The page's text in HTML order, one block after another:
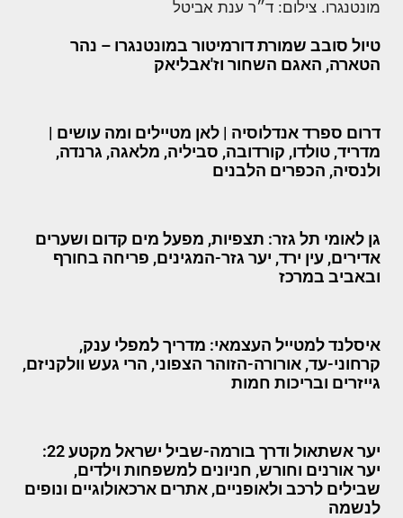
טיול סובב שמורת דורמיטור במונטנגרו – נהר
הטארה, האגם השחור וז'אבליאק
דרום ספרד אנדלוסיה | לאן מטיילים ומה עושים |
מדריד, טולדו, קורדובה, סביליה, מלאגה, גרנדה,
ולנסיה, הכפרים הלבנים
גן לאומי תל גזר: תצפיות, מפעל מים קדום ושערים
אדירים, עין ירד, יער גזר-המגינים, פריחה בחורף
ובאביב במרכז
איסלנד למטייל העצמאי: מדריך למפלי ענק,
קרחוני-עד, אורורה-הזוהר הצפוני, הרי געש וולקניזם,
גייזרים ובריכות חמות
יער אשתאול ודרך בורמה-שביל ישראל מקטע 22:
יער אורנים וחורש, חניונים למשפחות וילדים,
שבילים לרכב ולאופניים, אתרים ארכאולוגיים ונופים
לנשמה